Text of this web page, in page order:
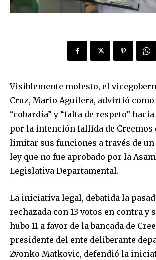
Visiblemente molesto, el
Cruz, Mario Aguilera, advirtió como
“cobardía” y “falta de respeto”
por la intención fallida de Creemos
limitar sus funciones a través de un
ley que no fue aprobado por la
Legislativa Departamental.
La iniciativa legal, debatida la
rechazada con 13 votos en contra y
hubo 11 a favor de la bancada de
presidente del ente deliberante
Zvonko Matkovic, defendió la